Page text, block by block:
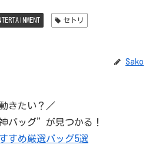
セトリ
Sako
きたい？／
バッグ”が見つかる！
すめ厳選バッグ5選